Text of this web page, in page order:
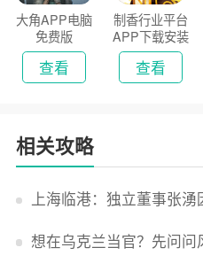
大角APP电脑
免费版
查看
制香行业平台
APP下载安装
2026
查看
相关攻略
上海临港：独立董事张湧
想在乌克兰当官？先问问